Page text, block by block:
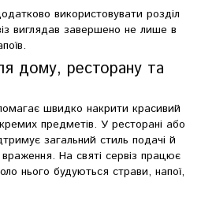
використовувати розділ
виглядав завершено не лише в
дому, ресторану та
швидко накрити красивий
предметів. У ресторані або
загальний стиль подачі й
На святі сервіз працює
нього будуються страви, напої,